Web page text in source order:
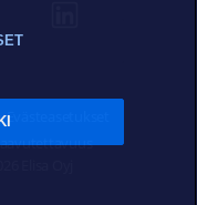
Evästeasetukset